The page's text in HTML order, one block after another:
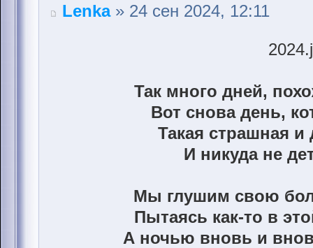
Lenka» 24 сен 2024, 12:11
Так много дней,
Вот снова день,
Такая страшная и
И никуда не
Мы глушим свою
Пытаясь как-то в
А ночью вновь и